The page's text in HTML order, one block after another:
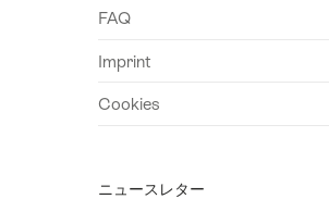
FAQ
Imprint
Cookies
ニュースレター